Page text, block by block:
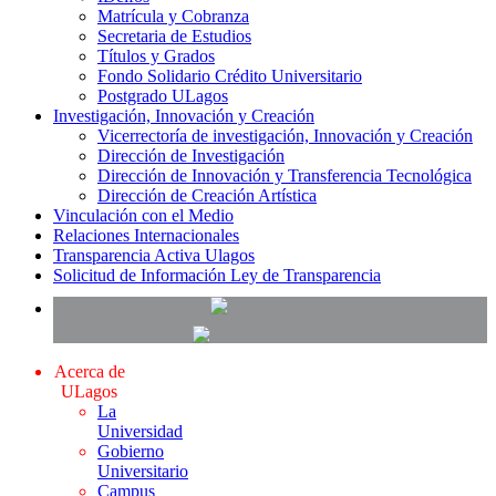
Matrícula y Cobranza
Secretaria de Estudios
Títulos y Grados
Fondo Solidario Crédito Universitario
Postgrado ULagos
Investigación, Innovación y Creación
Vicerrectoría de investigación, Innovación y Creación
Dirección de Investigación
Dirección de Innovación y Transferencia Tecnológica
Dirección de Creación Artística
Vinculación con el Medio
Relaciones Internacionales
Transparencia Activa Ulagos
Solicitud de Información Ley de Transparencia
Acerca de
ULagos
La
Universidad
Gobierno
Universitario
Campus